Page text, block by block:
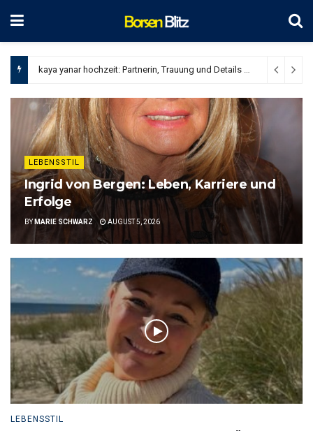
Ingrid von Bergen: Leben, Karriere und Erfolge August 5, 2026
LEBENSSTIL
Ingrid von Bergen: Leben, Karriere und
Erfolge
BY MARIE SCHWARZ AUGUST 5, 2026
LEBENSSTIL